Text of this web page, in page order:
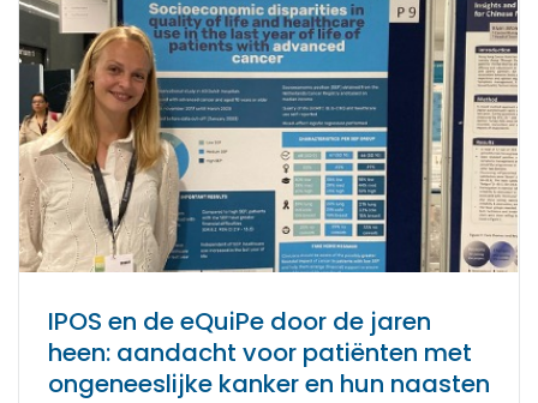
IPOS en de eQuiPe door de jaren
heen: aandacht voor patiënten met
ongeneeslijke kanker en hun naasten